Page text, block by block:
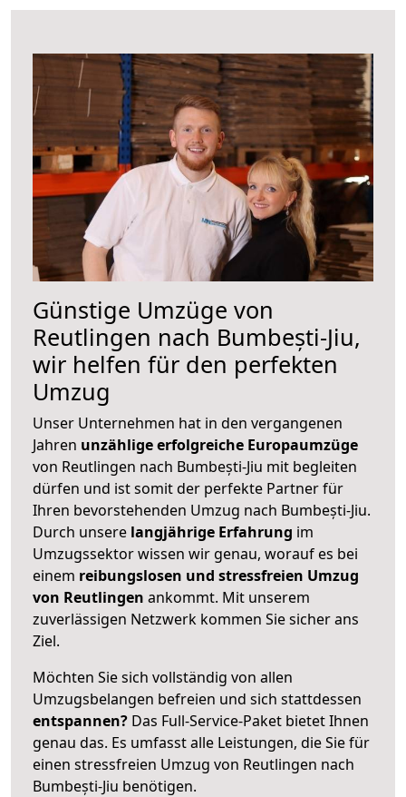
Günstige Umzüge von
Reutlingen nach Bumbești-Jiu,
wir helfen für den perfekten
Umzug
Unser Unternehmen hat in den vergangenen
Jahren unzählige erfolgreiche Europaumzüge
von Reutlingen nach Bumbești-Jiu mit begleiten
dürfen und ist somit der perfekte Partner für
Ihren bevorstehenden Umzug nach Bumbești-Jiu.
Durch unsere langjährige Erfahrung im
Umzugssektor wissen wir genau, worauf es bei
einem reibungslosen und stressfreien Umzug
von Reutlingen ankommt. Mit unserem
zuverlässigen Netzwerk kommen Sie sicher ans
Ziel.
Möchten Sie sich vollständig von allen
Umzugsbelangen befreien und sich stattdessen
entspannen? Das Full-Service-Paket bietet Ihnen
genau das. Es umfasst alle Leistungen, die Sie für
einen stressfreien Umzug von Reutlingen nach
Bumbești-Jiu benötigen.